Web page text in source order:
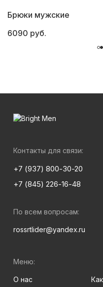
Брюки мужские
6090 руб.
Контакты для связи:
+7 (937) 800-30-20
+7 (845) 226-16-48
По всем вопросам:
rossrtlider@yandex.ru
Меню:
О нас